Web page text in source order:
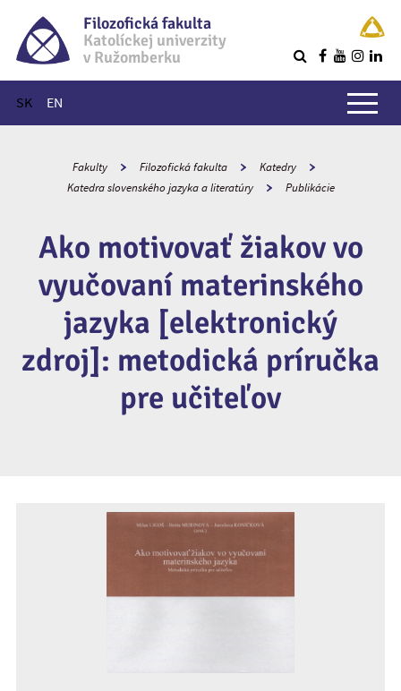
Filozofická fakulta
Katolíckej univerzity
v Ružomberku
SK EN
Hlavné menu
Fakulty Filozofická fakulta
Katedry
Katedra slovenského jazyka a literatúry
Publikácie
Ako motivovať žiakov vo
vyučovaní materinského
jazyka [elektronický
zdroj]: metodická príručka
pre učiteľov